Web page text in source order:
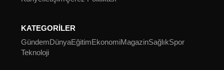
KATEGORİLER
GündemDünyaEğitimEkonomiMagazinSağlıkSpor
Teknoloji